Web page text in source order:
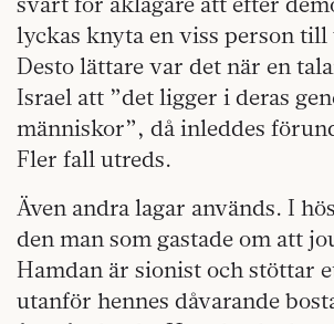
lyckas knyta en viss person till
Desto lättare var det när en
Israel att ”det ligger i deras
människor”, då inleddes
Fler fall utreds.
Även andra lagar används. I
den man som gastade om att
Hamdan är sionist och stöttar
utanför hennes dåvarande